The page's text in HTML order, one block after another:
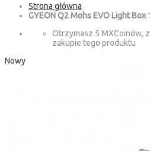
Strona główna
GYEON Q2 Mohs EVO Light Box
Otrzymasz 5 MXCoinów,
zakupie tego produktu
Nowy